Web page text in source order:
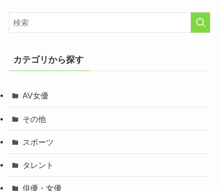
カテゴリから探す
AV女優
その他
スポーツ
タレント
俳優・女優